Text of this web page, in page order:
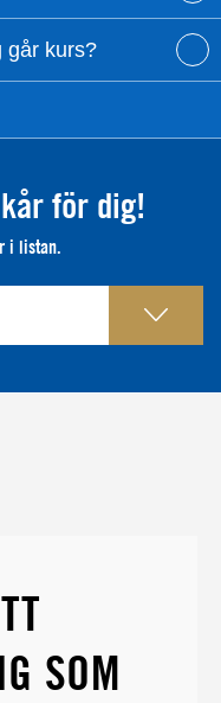
går kurs?
för dig!
i listan.
SOM